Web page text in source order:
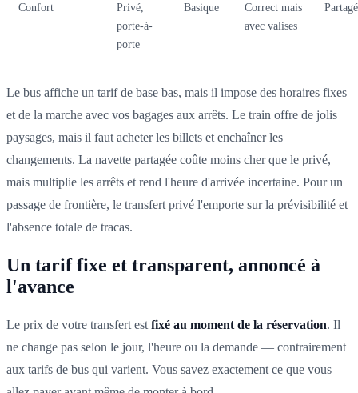
Confort
Privé,
porte-à-
porte
Basique
Correct mais
avec valises
Partagé
Le bus affiche un tarif de base bas, mais il impose des horaires fixes
et de la marche avec vos bagages aux arrêts. Le train offre de jolis
paysages, mais il faut acheter les billets et enchaîner les
changements. La navette partagée coûte moins cher que le privé,
mais multiplie les arrêts et rend l'heure d'arrivée incertaine. Pour un
passage de frontière, le transfert privé l'emporte sur la prévisibilité et
l'absence totale de tracas.
Un tarif fixe et transparent, annoncé à
l'avance
Le prix de votre transfert est fixé au moment de la réservation. Il
ne change pas selon le jour, l'heure ou la demande — contrairement
aux tarifs de bus qui varient. Vous savez exactement ce que vous